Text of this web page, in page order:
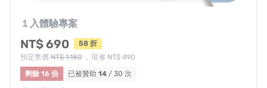
１入體驗專案
NT$ 690
58 折
預定售價 NT$ 1,180 ，現省 NT$ 490
剩餘 16 份
已被贊助 14 / 30 次